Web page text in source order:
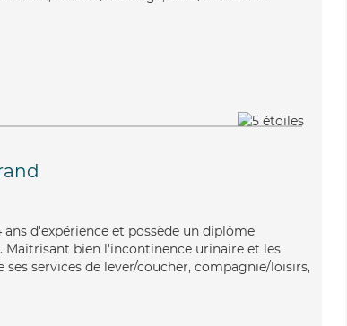
d'expérience et possède un diplôme
Maitrisant bien l'incontinence urinaire et les
services de lever/coucher, compagnie/loisirs,